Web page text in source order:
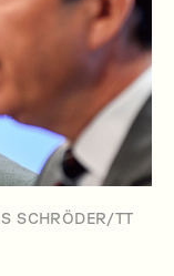
SCHRÖDER/TT